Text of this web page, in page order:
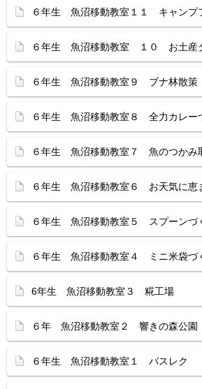
６年生 魚沼移動教室１１ キャンプ
６年生 魚沼移動教室 １０ お土産
６年生 魚沼移動教室９ ブナ林散策
６年生 魚沼移動教室８ 全力カレー
６年生 魚沼移動教室７ 魚のつかみ
６年生 魚沼移動教室６ お天気に恵
６年生 魚沼移動教室５ スプーンづ
６年生 魚沼移動教室４ ミニ米袋づ
6年生 魚沼移動教室３ 糀工場
６年 魚沼移動教室２ 響きの森公園
６年生 魚沼移動教室１ バスレク